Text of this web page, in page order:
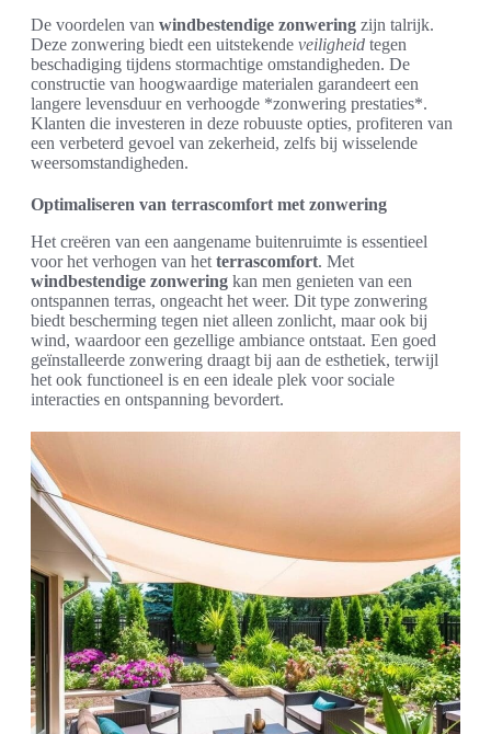
De voordelen van windbestendige zonwering zijn talrijk.
Deze zonwering biedt een uitstekende veiligheid tegen
beschadiging tijdens stormachtige omstandigheden. De
constructie van hoogwaardige materialen garandeert een
langere levensduur en verhoogde *zonwering prestaties*.
Klanten die investeren in deze robuuste opties, profiteren van
een verbeterd gevoel van zekerheid, zelfs bij wisselende
weersomstandigheden.
Optimaliseren van terrascomfort met zonwering
Het creëren van een aangename buitenruimte is essentieel
voor het verhogen van het terrascomfort. Met
windbestendige zonwering kan men genieten van een
ontspannen terras, ongeacht het weer. Dit type zonwering
biedt bescherming tegen niet alleen zonlicht, maar ook bij
wind, waardoor een gezellige ambiance ontstaat. Een goed
geïnstalleerde zonwering draagt bij aan de esthetiek, terwijl
het ook functioneel is en een ideale plek voor sociale
interacties en ontspanning bevordert.